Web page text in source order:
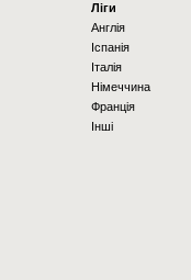
Ліги
Англія
Іспанія
Італія
Німеччина
Франція
Інші